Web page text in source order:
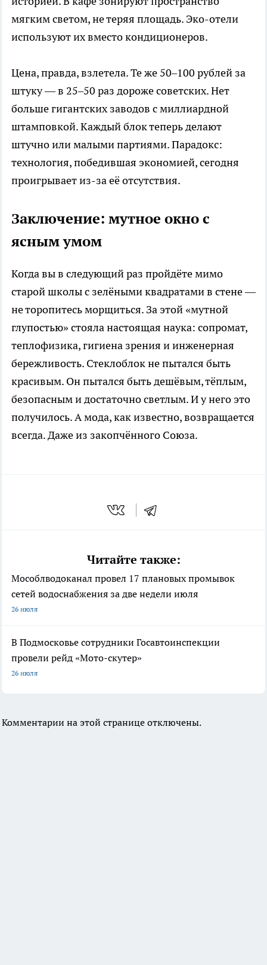
мягким светом, не теряя площадь. Эко-отели
используют их вместо кондиционеров.
Цена, правда, взлетела. Те же 50–100 рублей за
штуку — в 25–50 раз дороже советских. Нет
больше гигантских заводов с миллиардной
штамповкой. Каждый блок теперь делают
штучно или малыми партиями. Парадокс:
технология, победившая экономией, сегодня
проигрывает из-за её отсутствия.
Заключение: мутное окно с
ясным умом
Когда вы в следующий раз пройдёте мимо
старой школы с зелёными квадратами в стене —
не торопитесь морщиться. За этой «мутной
глупостью» стояла настоящая наука: сопромат,
теплофизика, гигиена зрения и инженерная
бережливость. Стеклоблок не пытался быть
красивым. Он пытался быть дешёвым, тёплым,
безопасным и достаточно светлым. И у него это
получилось. А мода, как известно, возвращается
всегда. Даже из закопчённого Союза.
Читайте также:
Мособлводоканал провел 17 плановых промывок
сетей водоснабжения за две недели июля
26 июля
В Подмосковье сотрудники Госавтоинспекции
провели рейд «Мото-скутер»
26 июля
Комментарии на этой странице отключены.